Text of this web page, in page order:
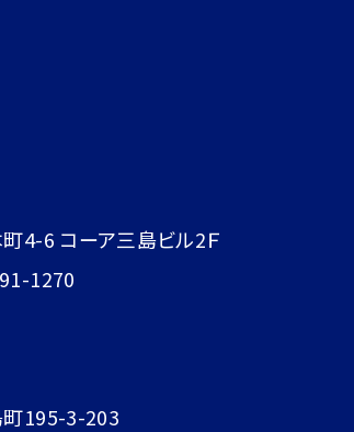
4-6 コーア三島ビル2Ｆ
1270
195-3-203